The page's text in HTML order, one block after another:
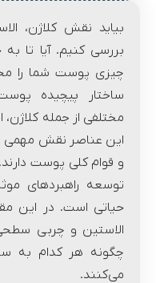
بیاید نقش کلاژن،
بررسی کنیم. آیا تا
چیزی پوست شما را
ساختار پیچیده
مختلفی از جمله
این عناصر نقش مهمی
و قوام کلی پوست
توسعه راهبردهای
حیاتی است. در این
الاستین و چربی
چگونه هر کدام به
می‌کنند.